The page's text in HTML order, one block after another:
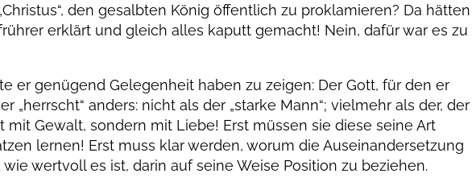
den gesalbten König öffentlich zu proklamieren? Da hätten
erklärt und gleich alles kaputt gemacht! Nein, dafür war es zu
er genügend Gelegenheit haben zu zeigen: Der Gott, für den er
„herrscht“ anders: nicht als der „starke Mann“; vielmehr als der, der
mit Gewalt, sondern mit Liebe! Erst müssen sie diese seine Art
lernen! Erst muss klar werden, worum die Auseinandersetzung
wertvoll es ist, darin auf seine Weise Position zu beziehen.